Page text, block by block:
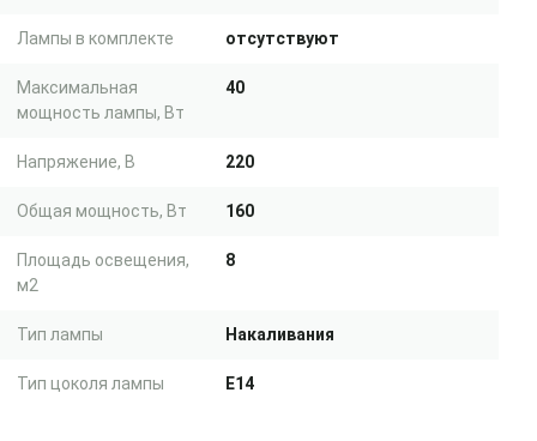
Лампы в комплекте отсутствуют
Максимальная
мощность лампы, Вт
40
Напряжение, В 220
Общая мощность, Вт 160
Площадь освещения,
м2
8
Тип лампы Накаливания
Тип цоколя лампы E14